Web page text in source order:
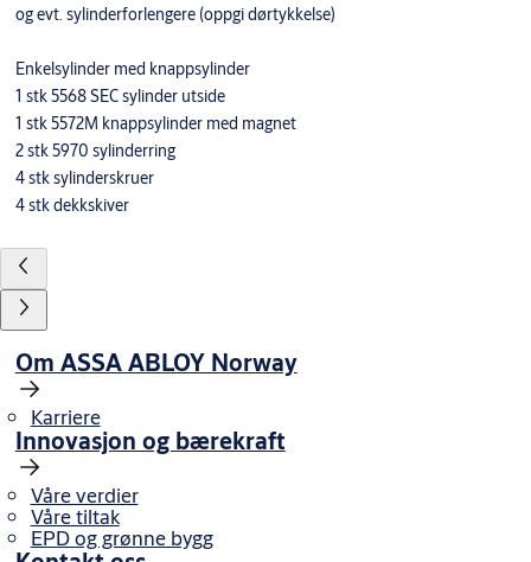
og evt. sylinderforlengere (oppgi dørtykkelse)
Enkelsylinder med knappsylinder
1 stk 5568 SEC sylinder utside
1 stk 5572M knappsylinder med magnet
2 stk 5970 sylinderring
4 stk sylinderskruer
4 stk dekkskiver
Om ASSA ABLOY Norway
Karriere
Innovasjon og bærekraft
Våre verdier
Våre tiltak
EPD og grønne bygg